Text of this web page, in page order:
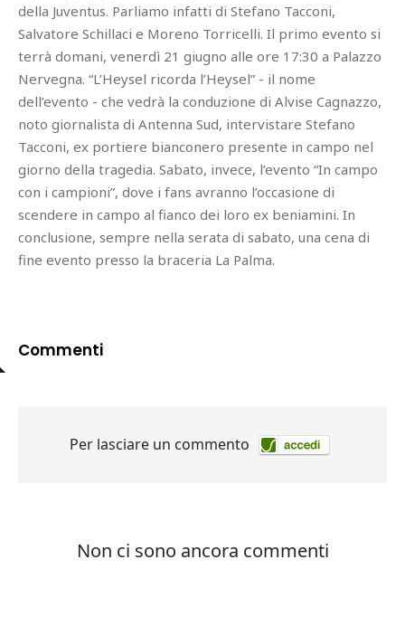
della Juventus. Parliamo infatti di Stefano Tacconi,
Salvatore Schillaci e Moreno Torricelli. Il primo evento si
terrà domani, venerdì 21 giugno alle ore 17:30 a Palazzo
Nervegna. “L’Heysel ricorda l’Heysel” - il nome
dell’evento - che vedrà la conduzione di Alvise Cagnazzo,
noto giornalista di Antenna Sud, intervistare Stefano
Tacconi, ex portiere bianconero presente in campo nel
giorno della tragedia. Sabato, invece, l’evento “In campo
con i campioni”, dove i fans avranno l’occasione di
scendere in campo al fianco dei loro ex beniamini. In
conclusione, sempre nella serata di sabato, una cena di
fine evento presso la braceria La Palma.
Commenti